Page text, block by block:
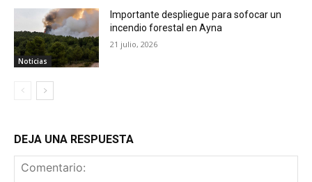
Noticias
Importante despliegue para sofocar un
incendio forestal en Ayna
21 julio, 2026
DEJA UNA RESPUESTA